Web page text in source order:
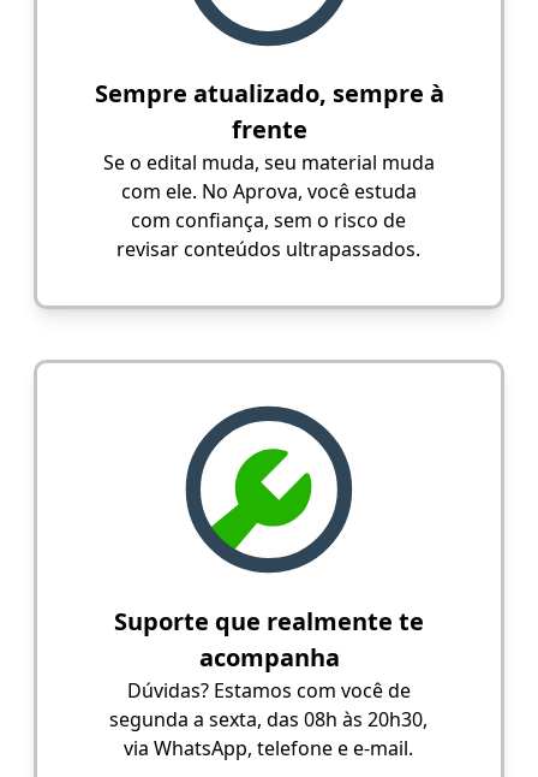
Sempre atualizado, sempre à
frente
Se o edital muda, seu material muda
com ele. No Aprova, você estuda
com confiança, sem o risco de
revisar conteúdos ultrapassados.
Suporte que realmente te
acompanha
Dúvidas? Estamos com você de
segunda a sexta, das 08h às 20h30,
via WhatsApp, telefone e e-mail.